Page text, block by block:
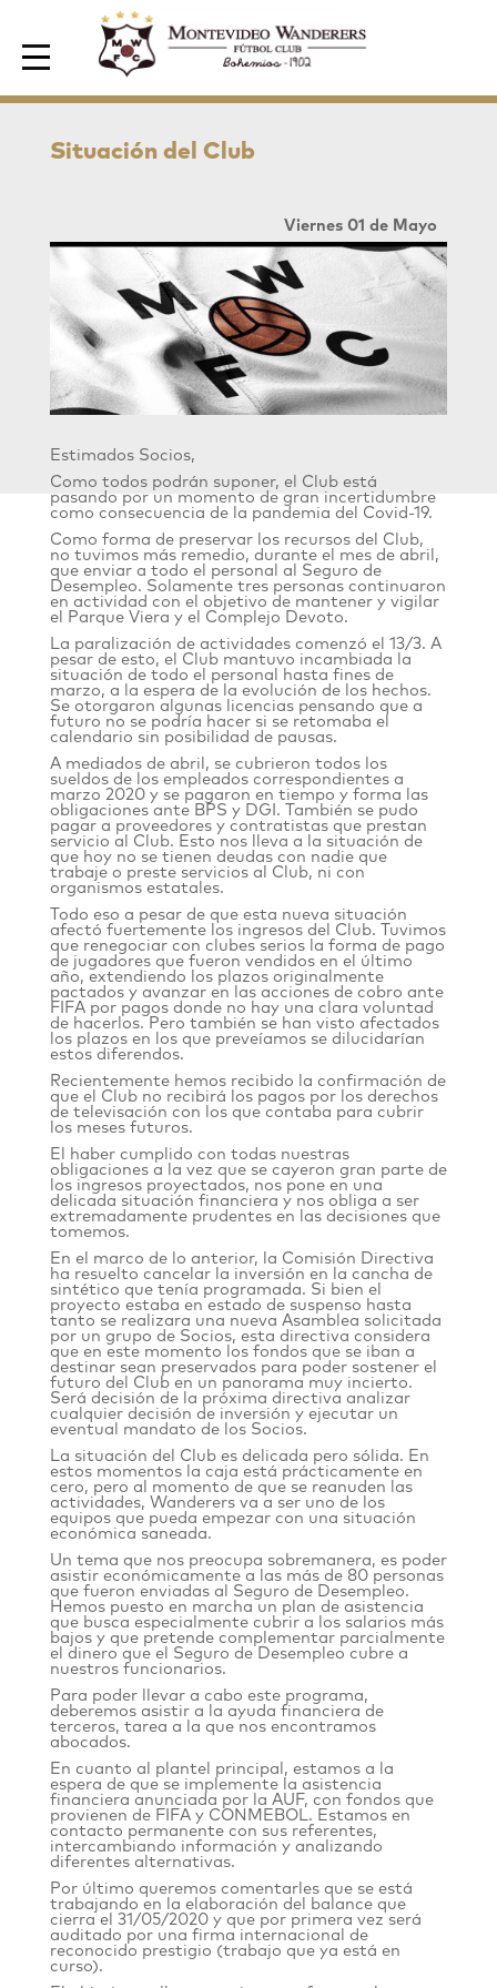
Area de Socios
Situación del Club
Viernes 01 de Mayo
Estimados Socios,
Como todos podrán suponer, el Club está
pasando por un momento de gran incertidumbre
como consecuencia de la pandemia del Covid-19.
Como forma de preservar los recursos del Club,
no tuvimos más remedio, durante el mes de abril,
que enviar a todo el personal al Seguro de
Desempleo. Solamente tres personas continuaron
en actividad con el objetivo de mantener y vigilar
el Parque Viera y el Complejo Devoto.
La paralización de actividades comenzó el 13/3. A
pesar de esto, el Club mantuvo incambiada la
situación de todo el personal hasta fines de
marzo, a la espera de la evolución de los hechos.
Se otorgaron algunas licencias pensando que a
futuro no se podría hacer si se retomaba el
calendario sin posibilidad de pausas.
A mediados de abril, se cubrieron todos los
sueldos de los empleados correspondientes a
marzo 2020 y se pagaron en tiempo y forma las
obligaciones ante BPS y DGI. También se pudo
pagar a proveedores y contratistas que prestan
servicio al Club. Esto nos lleva a la situación de
que hoy no se tienen deudas con nadie que
trabaje o preste servicios al Club, ni con
organismos estatales.
Todo eso a pesar de que esta nueva situación
afectó fuertemente los ingresos del Club. Tuvimos
que renegociar con clubes serios la forma de pago
de jugadores que fueron vendidos en el último
año, extendiendo los plazos originalmente
pactados y avanzar en las acciones de cobro ante
FIFA por pagos donde no hay una clara voluntad
de hacerlos. Pero también se han visto afectados
los plazos en los que preveíamos se dilucidarían
estos diferendos.
Recientemente hemos recibido la confirmación de
que el Club no recibirá los pagos por los derechos
de televisación con los que contaba para cubrir
los meses futuros.
El haber cumplido con todas nuestras
obligaciones a la vez que se cayeron gran parte de
los ingresos proyectados, nos pone en una
delicada situación financiera y nos obliga a ser
extremadamente prudentes en las decisiones que
tomemos.
En el marco de lo anterior, la Comisión Directiva
ha resuelto cancelar la inversión en la cancha de
sintético que tenía programada. Si bien el
proyecto estaba en estado de suspenso hasta
tanto se realizara una nueva Asamblea solicitada
por un grupo de Socios, esta directiva considera
que en este momento los fondos que se iban a
destinar sean preservados para poder sostener el
futuro del Club en un panorama muy incierto.
Será decisión de la próxima directiva analizar
cualquier decisión de inversión y ejecutar un
eventual mandato de los Socios.
La situación del Club es delicada pero sólida. En
estos momentos la caja está prácticamente en
cero, pero al momento de que se reanuden las
actividades, Wanderers va a ser uno de los
equipos que pueda empezar con una situación
económica saneada.
Un tema que nos preocupa sobremanera, es poder
asistir económicamente a las más de 80 personas
que fueron enviadas al Seguro de Desempleo.
Hemos puesto en marcha un plan de asistencia
que busca especialmente cubrir a los salarios más
bajos y que pretende complementar parcialmente
el dinero que el Seguro de Desempleo cubre a
nuestros funcionarios.
Para poder llevar a cabo este programa,
deberemos asistir a la ayuda financiera de
terceros, tarea a la que nos encontramos
abocados.
En cuanto al plantel principal, estamos a la
espera de que se implemente la asistencia
financiera anunciada por la AUF, con fondos que
provienen de FIFA y CONMEBOL. Estamos en
contacto permanente con sus referentes,
intercambiando información y analizando
diferentes alternativas.
Por último queremos comentarles que se está
trabajando en la elaboración del balance que
cierra el 31/05/2020 y que por primera vez será
auditado por una firma internacional de
reconocido prestigio (trabajo que ya está en
curso).